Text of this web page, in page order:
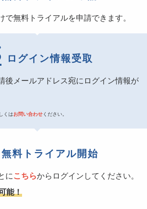
で無料トライアルを申請できます。
ログイン情報受取
後メールアドレス宛にログイン情報が
くはお問い合わせください。
無料トライアル開始
にこちらからログインしてください。
能！